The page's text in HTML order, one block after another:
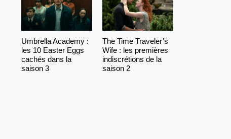
Umbrella Academy :
les 10 Easter Eggs
cachés dans la
saison 3
The Time Traveler’s
Wife : les premières
indiscrétions de la
saison 2